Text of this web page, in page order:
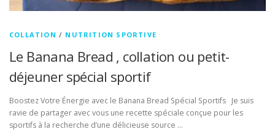
COLLATION / NUTRITION SPORTIVE
Le Banana Bread , collation ou petit-
déjeuner spécial sportif
Boostez Votre Énergie avec le Banana Bread Spécial Sportifs Je suis
ravie de partager avec vous une recette spéciale conçue pour les
sportifs à la recherche d’une délicieuse source …